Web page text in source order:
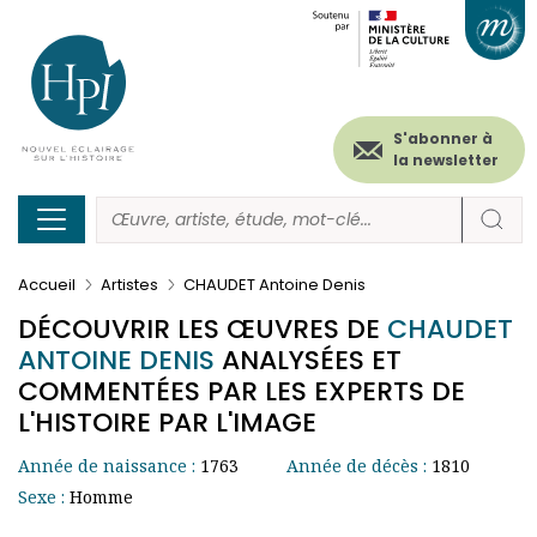
contenu
principal
Menu
secondaire
(header)
S'abonner à
la newsletter
Accueil Artistes CHAUDET Antoine Denis
DÉCOUVRIR LES ŒUVRES DE CHAUDET
ANTOINE DENIS ANALYSÉES ET
COMMENTÉES PAR LES EXPERTS DE
L'HISTOIRE PAR L'IMAGE
Année de naissance : 1763
Sexe : Homme
Année de décès : 1810